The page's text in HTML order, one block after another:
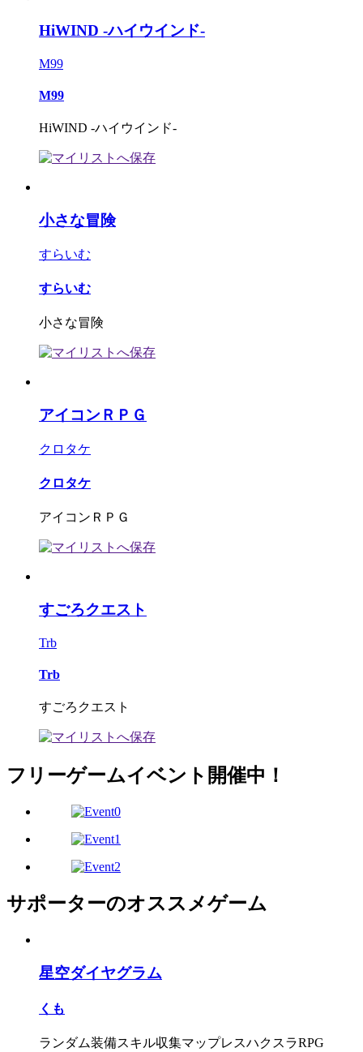
HiWIND -ハイウインド-
M99
M99
HiWIND -ハイウインド-
小さな冒険
すらいむ
すらいむ
小さな冒険
アイコンＲＰＧ
クロタケ
クロタケ
アイコンＲＰＧ
すごろクエスト
Trb
Trb
すごろクエスト
フリーゲームイベント開催中！
サポーターのオススメゲーム
星空ダイヤグラム
くも
ランダム装備スキル収集マップレスハクスラRPG